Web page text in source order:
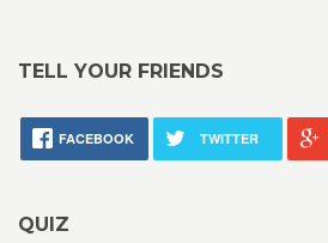
TELL YOUR FRIENDS
FACEBOOK TWITTER
QUIZ